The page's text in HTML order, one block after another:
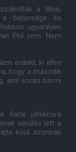
a lábai,
a bátorsága és
ugyanilyen
Phil sem. Nem
érdekli, ki ellen
hogy a második
ami során bármi
fiatal játékosra
sérülés lett a
kívül azonban